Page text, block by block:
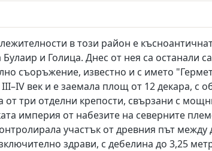
в този район е
и Голица. Днес от нея са останали
съоръжение, известно и с името
III–IV век и е заемала площ от 12 декара, с
от три отделни крепости, свързани с
империя от набезите на северните
участък от древния път
здрави, с дебелина до 3,25